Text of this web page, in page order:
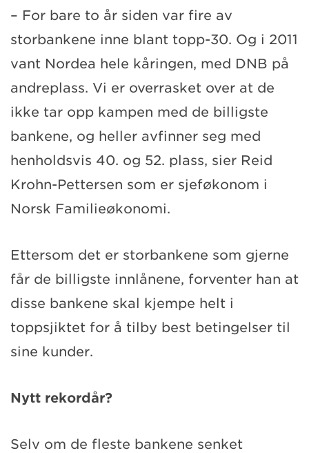
– For bare to år siden var fire av
storbankene inne blant topp-30. Og i 2011
vant Nordea hele kåringen, med DNB på
andreplass. Vi er overrasket over at de
ikke tar opp kampen med de billigste
bankene, og heller avfinner seg med
henholdsvis 40. og 52. plass, sier Reid
Krohn-Pettersen som er sjeføkonom i
Norsk Familieøkonomi.
Ettersom det er storbankene som gjerne
får de billigste innlånene, forventer han at
disse bankene skal kjempe helt i
toppsjiktet for å tilby best betingelser til
sine kunder.
Nytt rekordår?
Selv om de fleste bankene senket